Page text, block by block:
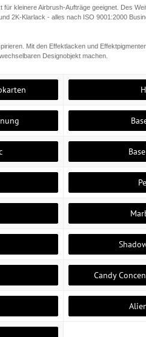
kleinere Airbrush-Aufträge geeignet. Des
2K-Klarlack - alles nach ISO 9001:2000
Mit den Effektlacken und
Designobjekt machen.
Candy